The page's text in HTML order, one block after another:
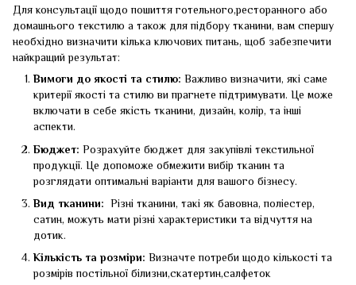
Для консультації щодо пошиття готельного,ресторанного або
домашнього текстилю а також для підбору тканини, вам спершу
необхідно визначити кілька ключових питань, щоб забезпечити
найкращий результат:
Вимоги до якості та стилю: Важливо визначити, які саме
критерії якості та стилю ви прагнете підтримувати. Це може
включати в себе якість тканини, дизайн, колір, та інші
аспекти.
Бюджет: Розрахуйте бюджет для закупівлі текстильної
продукції. Це допоможе обмежити вибір тканин та
розглядати оптимальні варіанти для вашого бізнесу.
Вид тканини: Різні тканини, такі як бавовна, поліестер,
сатин, можуть мати різні характеристики та відчуття на
дотик.
Кількість та розміри: Визначте потреби щодо кількості та
розмірів постільної білизни,скатертин,салфеток